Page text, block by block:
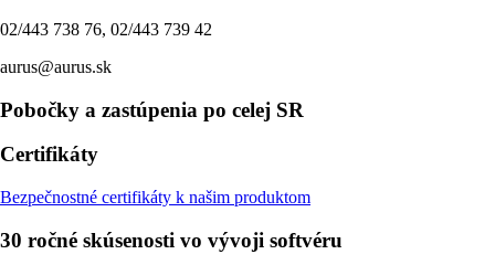
02/443 738 76, 02/443 739 42
aurus@aurus.sk
Pobočky a zastúpenia po celej SR
Certifikáty
Bezpečnostné certifikáty k našim produktom
30 ročné skúsenosti vo vývoji softvéru